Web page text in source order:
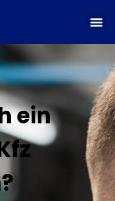
ein